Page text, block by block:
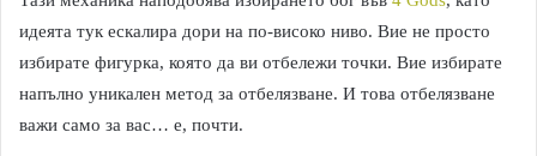
идеята тук ескалира дори на по-високо ниво. Вие не просто
избирате фигурка, която да ви отбележи точки. Вие избирате
напълно уникален метод за отбелязване. И това отбелязване
важи само за вас… е, почти.